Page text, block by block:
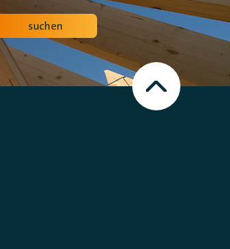
suchen
Nach
oben
Scrollen